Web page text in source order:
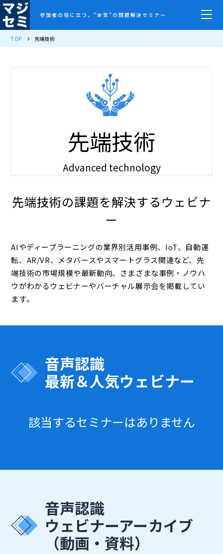
参加者の役に立つ、”本気”の問題解決セミナー
TOP 先端技術
先端技術
Advanced technology
先端技術の課題を解決するウェビナ
ー
AIやディープラーニングの業界別活用事例、IoT、自動運
転、AR/VR、メタバースやスマートグラス関連など、先
端技術の市場規模や最新動向、さまざまな事例・ノウハ
ウがわかるウェビナーやバーチャル展示会を掲載してい
ます。
音声認識
最新＆人気ウェビナー
該当するセミナーはありません
音声認識
ウェビナーアーカイブ
（動画・資料）